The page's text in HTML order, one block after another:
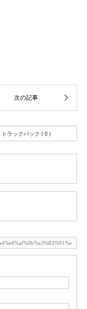
トラックバック ( 0 )